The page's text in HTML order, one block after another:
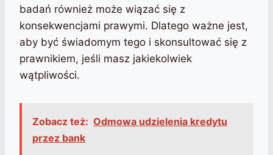
badań również może wiązać się z
konsekwencjami prawymi. Dlatego ważne jest,
aby być świadomym tego i skonsultować się z
prawnikiem, jeśli masz jakiekolwiek
wątpliwości.
Zobacz też: Odmowa udzielenia kredytu
przez bank